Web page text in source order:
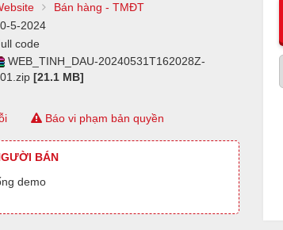
Bán hàng - TMĐT
5-2024
code
WEB_TINH_DAU-20240531T162028Z-
[21.1 MB]
Báo vi phạm bản quyền
BÁN
demo